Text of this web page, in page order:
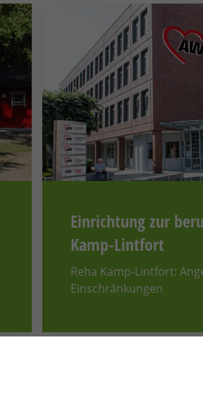
Einrichtung zur
Kamp-Lintfort
Reha Kamp-Lintfort:
Einschränkungen